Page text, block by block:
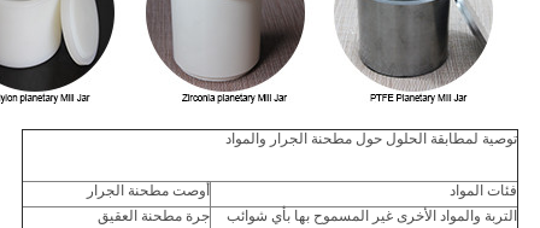
توصية لمطابقة الحلول حول مطحنة الجرار والمواد
فئات المواد
أوصت مطحنة الجرار
التربة والمواد الأخرى غير المسموح بها بأي شوائب
جرة مطحنة العقيق